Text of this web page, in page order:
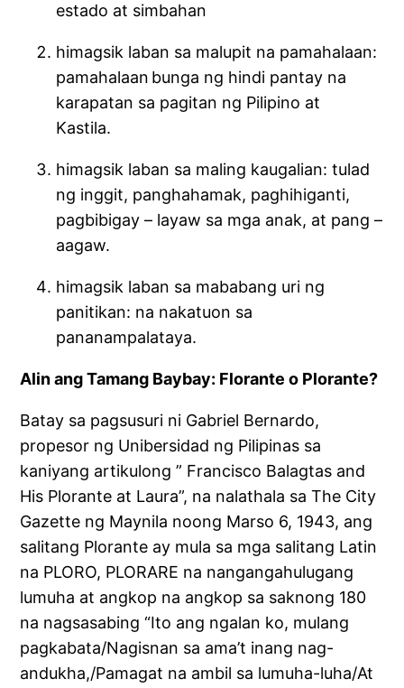
estado at simbahan
himagsik laban sa malupit na pamahalaan:
pamahalaan bunga ng hindi pantay na
karapatan sa pagitan ng Pilipino at
Kastila.
himagsik laban sa maling kaugalian: tulad
ng inggit, panghahamak, paghihiganti,
pagbibigay – layaw sa mga anak, at pang –
aagaw.
himagsik laban sa mababang uri ng
panitikan: na nakatuon sa
pananampalataya.
Alin ang Tamang Baybay: Florante o Plorante?
Batay sa pagsusuri ni Gabriel Bernardo,
propesor ng Unibersidad ng Pilipinas sa
kaniyang artikulong ” Francisco Balagtas and
His Plorante at Laura”, na nalathala sa The City
Gazette ng Maynila noong Marso 6, 1943, ang
salitang Plorante ay mula sa mga salitang Latin
na PLORO, PLORARE na nangangahulugang
lumuha at angkop na angkop sa saknong 180
na nagsasabing “Ito ang ngalan ko, mulang
pagkabata/Nagisnan sa ama’t inang nag-
andukha,/Pamagat na ambil sa lumuha-luha/At